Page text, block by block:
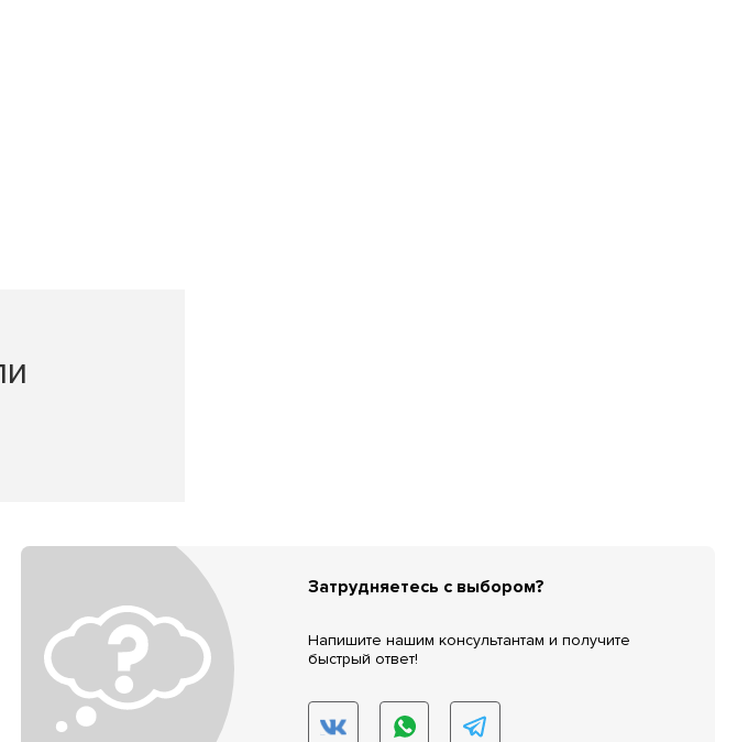
Затрудняетесь с выбором?
Напишите нашим консультантам и получите
быстрый ответ!